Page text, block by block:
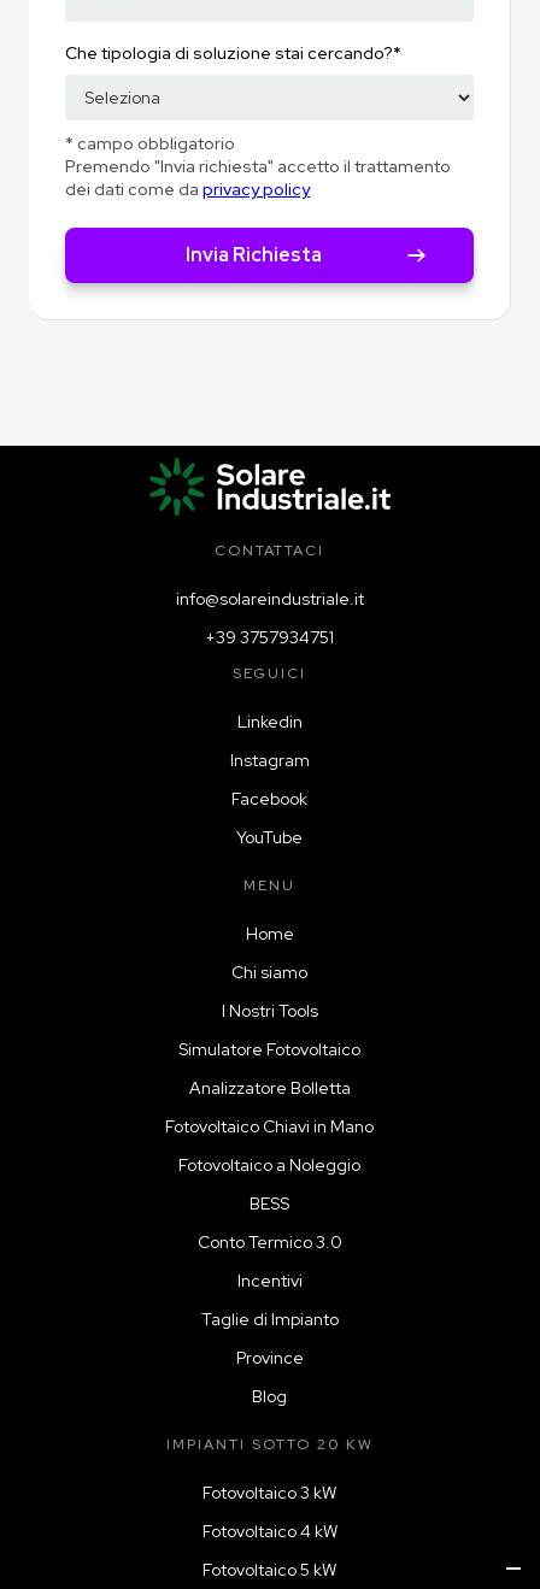
Che tipologia di soluzione stai cercando?*
* campo obbligatorio
Premendo "Invia richiesta" accetto il trattamento
dei dati come daprivacy policy
CONTATTACI
info@solareindustriale.it
+39 3757934751
SEGUICI
Linkedin
Instagram
Facebook
YouTube
MENU
Home
Chi siamo
I Nostri Tools
Simulatore Fotovoltaico
Analizzatore Bolletta
Fotovoltaico Chiavi in Mano
Fotovoltaico a Noleggio
BESS
Conto Termico 3.0
Incentivi
Taglie di Impianto
Province
Blog
IMPIANTI SOTTO 20 KW
Fotovoltaico 3 kW
Fotovoltaico 4 kW
Fotovoltaico 5 kW